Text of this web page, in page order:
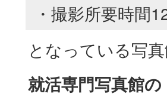
・撮影所要時間
となっている写
就活専門写真館